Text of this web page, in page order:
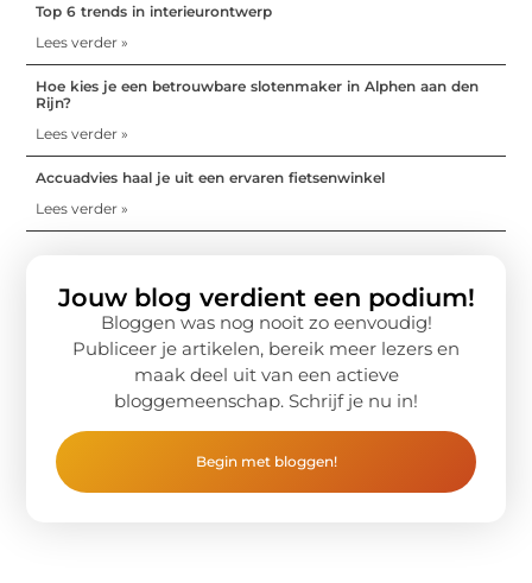
Top 6 trends in interieurontwerp
Lees verder »
Hoe kies je een betrouwbare slotenmaker in Alphen aan den
Rijn?
Lees verder »
Accuadvies haal je uit een ervaren fietsenwinkel
Lees verder »
Jouw blog verdient een podium!
Bloggen was nog nooit zo eenvoudig!
Publiceer je artikelen, bereik meer lezers en
maak deel uit van een actieve
bloggemeenschap. Schrijf je nu in!
Begin met bloggen!